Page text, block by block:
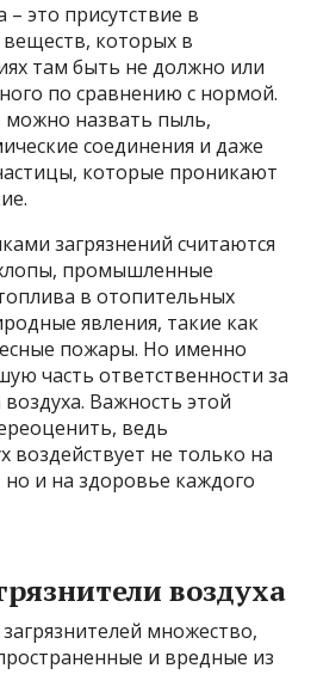
– это присутствие в
которых в
там быть не должно или
по сравнению с нормой.
можно назвать пыль,
соединения и даже
которые проникают
загрязнений считаются
промышленные
в отопительных
явления, такие как
пожары. Но именно
часть ответственности за
Важность этой
ведь
воздействует не только на
и на здоровье каждого
воздуха
множество,
и вредные из